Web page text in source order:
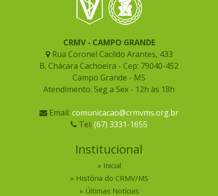
CRMV - CAMPO GRANDE
Rua Coronel Cacildo Arantes, 433
B. Chácara Cachoeira - Cep: 79040-452
Campo Grande - MS
Atendimento: Seg a Sex - 12h às 18h
Email: comunicacao@crmvms.org.br
Tel: (67) 3331-1655
Institucional
Inicial
História do CRMV/MS
Últimas Notícias